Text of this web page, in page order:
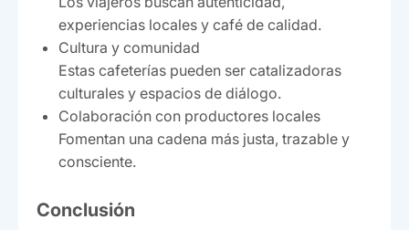
experiencias locales y café de calidad.
Cultura y comunidad
Estas cafeterías pueden ser catalizadoras
culturales y espacios de diálogo.
Colaboración con productores locales
Fomentan una cadena más justa, trazable y
consciente.
Conclusión